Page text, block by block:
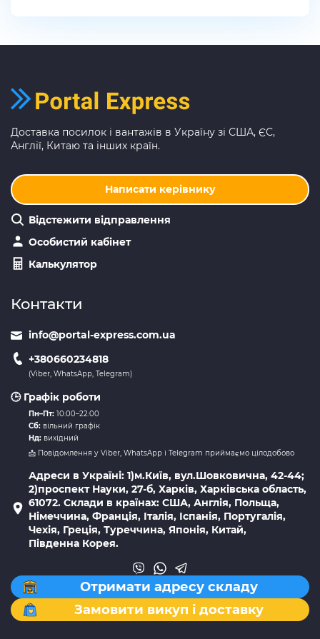
Доставка посилок і вантажів в Україну зі США, ЄС,
Англії, Китаю та інших країн.
Написати керівнику
Відстежити відправлення
Особистий кабінет
Калькулятор
Контакти
info@portal-express.com.ua
+380660234818
(Viber, WhatsApp, Telegram)
🕒 Графік роботи
Пн–Пт: 10:00–22:00
Сб: вільний графік
Нд: вихідний
📩 Повідомлення у Viber, WhatsApp і Telegram приймаємо цілодобово
Адреси в Україні: 1)м.Київ, вул.Шовковична, 42-44;
2)проспект Науки, 27-б, Харків, Харківська область,
61072. Склади в країнах: США, Англія, Польща,
Німеччина, Франція, Італія, Іспанія, Португалія,
Чехія, Греція, Туреччина, Японія, Китай,
Південна Корея.
Отримати адресу складу
Замовити викуп і доставку